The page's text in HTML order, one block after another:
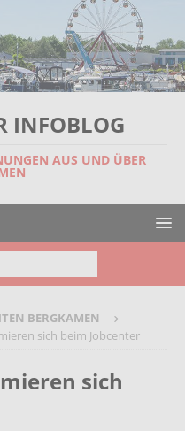
INFOBLOG
AUS UND ÜBER
BERGKAMEN
sich beim Jobcenter
sich